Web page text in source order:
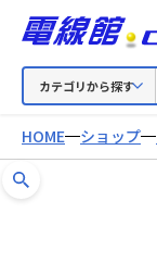
カテゴリから探す
HOME ショップ